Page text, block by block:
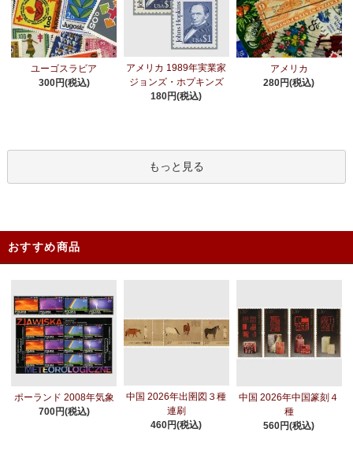
ユーゴスラビア
300円(税込)
アメリカ 1989年実業家
ジョンズ・ホプキンズ
180円(税込)
アメリカ
280円(税込)
もっと見る
おすすめ商品
ポーランド 2008年気象
700円(税込)
中国 2026年出圉図３種
連刷
460円(税込)
中国 2026年中国篆刻４
種
560円(税込)